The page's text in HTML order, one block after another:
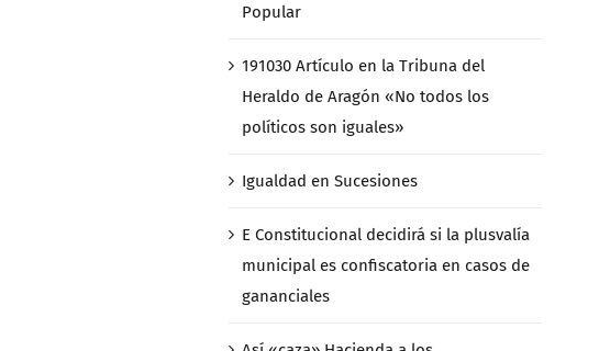
Popular
191030 Artículo en la Tribuna del
Heraldo de Aragón «No todos los
políticos son iguales»
Igualdad en Sucesiones
E Constitucional decidirá si la plusvalía
municipal es confiscatoria en casos de
gananciales